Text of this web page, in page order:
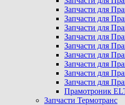
Запчасти для
Запчасти для
Запчасти для
Запчасти для
Запчасти для
Запчасти для
Запчасти для
Запчасти для
Запчасти для
Прамотроник
Запчасти Термотранс